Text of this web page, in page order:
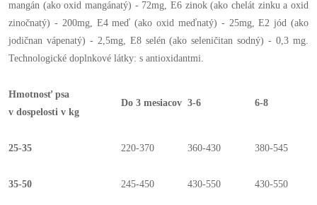
mangán (ako oxid mangánatý) - 72mg, E6 zinok (ako chelát zinku a oxid
zinočnatý) - 200mg, E4 meď (ako oxid meďnatý) - 25mg, E2 jód (ako
jodičnan vápenatý) - 2,5mg, E8 selén (ako seleničitan sodný) - 0,3 mg.
Technologické doplnkové látky: s antioxidantmi.
Hmotnosť psa
v dospelosti v kg
Do 3 mesiacov 3-6 6-8
25-35 220-370 360-430 380-545
35-50 245-450 430-550 430-550